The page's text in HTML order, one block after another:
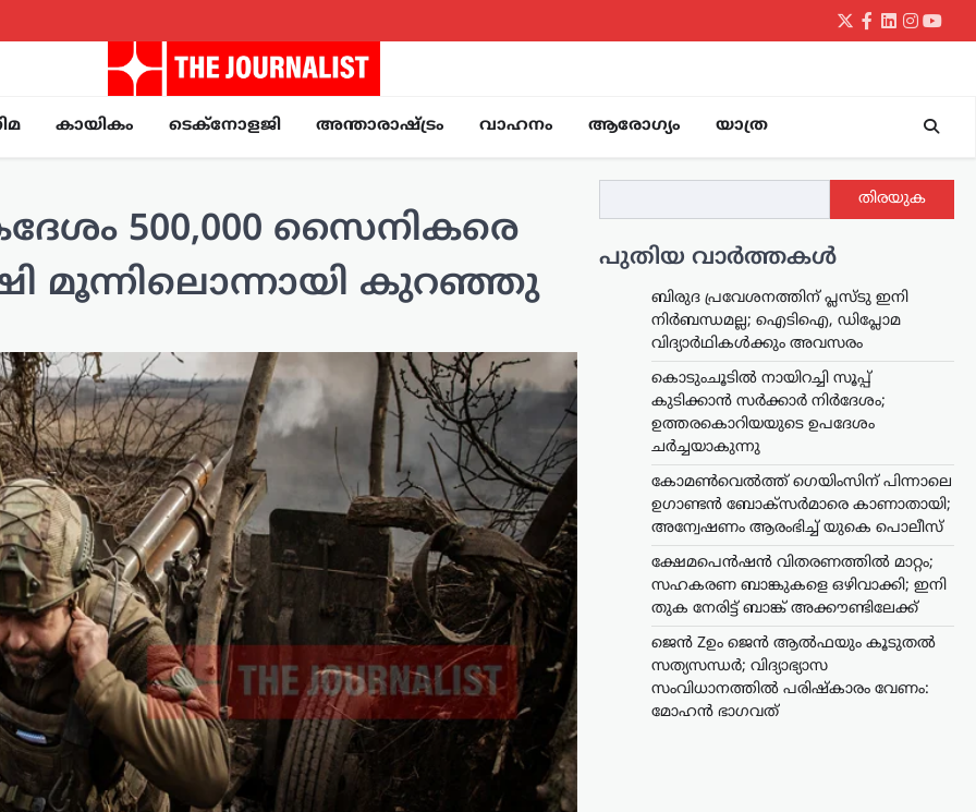
Twitter
Facebook
LinkedIn
കായികം ടെക്നോളജി അന്താരാഷ്ട്രം വാഹനം ആരോഗ്യം യാത്ര
500,000 സൈനികരെ
മൂന്നിലൊന്നായി കുറഞ്ഞു
തിരയുക
പുതിയ വാർത്തകൾ
ബിരുദ പ്രവേശനത്തിന് പ്ലസ്ടു ഇനി
നിർബന്ധമല്ല; ഐടിഐ, ഡിപ്ലോമ
വിദ്യാർഥികൾക്കും അവസരം
കൊടുംചൂടിൽ നായിറച്ചി സൂപ്പ്
കുടിക്കാൻ സർക്കാർ നിർദേശം;
ഉത്തരകൊറിയയുടെ ഉപദേശം
ചർച്ചയാകുന്നു
കോമൺവെൽത്ത് ഗെയിംസിന് പിന്നാലെ
ഉഗാണ്ടൻ ബോക്സർമാരെ കാണാതായി;
അന്വേഷണം ആരംഭിച്ച് യുകെ പൊലീസ്
ക്ഷേമപെൻഷൻ വിതരണത്തിൽ മാറ്റം;
സഹകരണ ബാങ്കുകളെ ഒഴിവാക്കി; ഇനി
തുക നേരിട്ട് ബാങ്ക് അക്കൗണ്ടിലേക്ക്
ജെൻ Zഉം ജെൻ ആൽഫയും കൂടുതൽ
സത്യസന്ധർ; വിദ്യാഭ്യാസ
സംവിധാനത്തിൽ പരിഷ്കാരം വേണം:
മോഹൻ ഭാഗവത്